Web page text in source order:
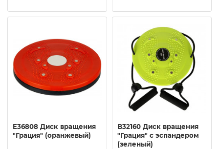
E36808 Диск вращения
"Грация" (оранжевый)
B32160 Диск вращения
"Грация" с эспандером
(зеленый)